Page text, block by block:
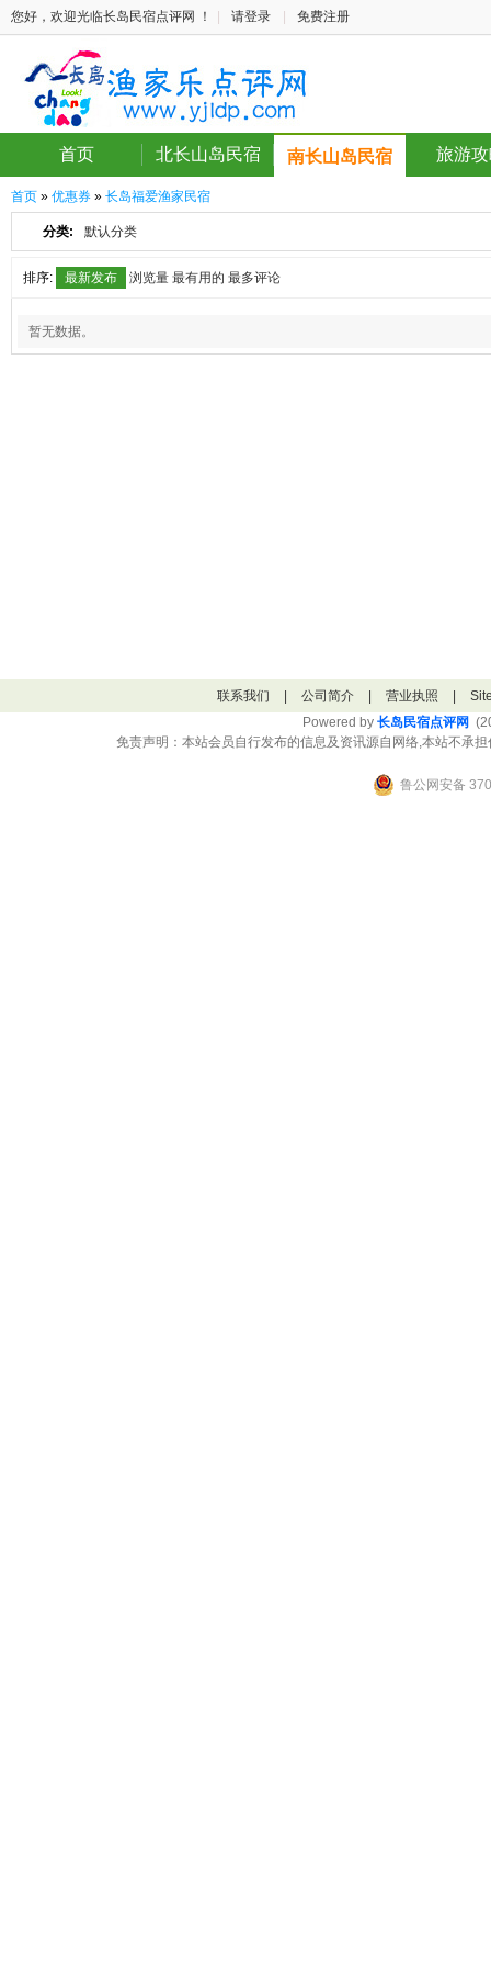
您好，欢迎光临长岛民宿点评网 ！ 请登录 免费注册
首页 北长山岛民宿 南长山岛民宿 旅游
首页 » 优惠券 » 长岛福爱渔家民宿
分类: 默认分类
排序: 最新发布 浏览量 最有用的 最多评论
暂无数据。
联系我们 公司简介 营业执照
Powered by 长岛民宿点评网
免责声明：本站会员自行发布的信息及资讯源自网络,本站不承
鲁公网安备